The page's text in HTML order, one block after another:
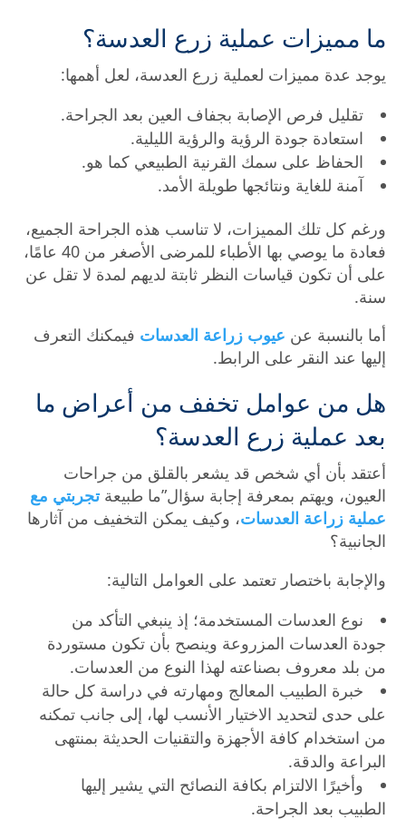
ما مميزات عملية زرع العدسة؟
يوجد عدة مميزات لعملية زرع العدسة، لعل أهمها:
تقليل فرص الإصابة بجفاف العين بعد الجراحة.
استعادة جودة الرؤية والرؤية الليلية.
الحفاظ على سمك القرنية الطبيعي كما هو.
آمنة للغاية ونتائجها طويلة الأمد.
ورغم كل تلك المميزات، لا تناسب هذه الجراحة الجميع،
فعادة ما يوصي بها الأطباء للمرضى الأصغر من 40 عامًا،
على أن تكون قياسات النظر ثابتة لديهم لمدة لا تقل عن
سنة.
أما بالنسبة عن عيوب زراعة العدسات فيمكنك التعرف
إليها عند النقر على الرابط.
هل من عوامل تخفف من أعراض ما
بعد عملية زرع العدسة؟
أعتقد بأن أي شخص قد يشعر بالقلق من جراحات
العيون، ويهتم بمعرفة إجابة سؤال”ما طبيعة تجربتي مع
عملية زراعة العدسات، وكيف يمكن التخفيف من آثارها
الجانبية؟
والإجابة باختصار تعتمد على العوامل التالية:
نوع العدسات المستخدمة؛ إذ ينبغي التأكد من
جودة العدسات المزروعة وينصح بأن تكون مستوردة
من بلد معروف بصناعته لهذا النوع من العدسات.
خبرة الطبيب المعالج ومهارته في دراسة كل حالة
على حدى لتحديد الاختيار الأنسب لها، إلى جانب تمكنه
من استخدام كافة الأجهزة والتقنيات الحديثة بمنتهى
البراعة والدقة.
وأخيرًا الالتزام بكافة النصائح التي يشير إليها
الطبيب بعد الجراحة.